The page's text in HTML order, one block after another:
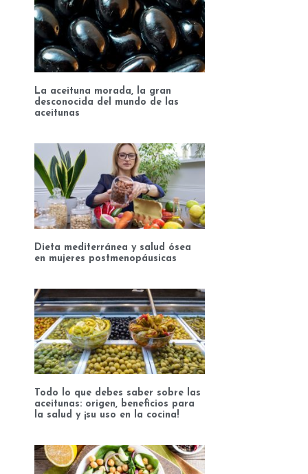
La aceituna morada, la gran
desconocida del mundo de las
aceitunas
Dieta mediterránea y salud ósea
en mujeres postmenopáusicas
Todo lo que debes saber sobre las
aceitunas: origen, beneficios para
la salud y ¡su uso en la cocina!